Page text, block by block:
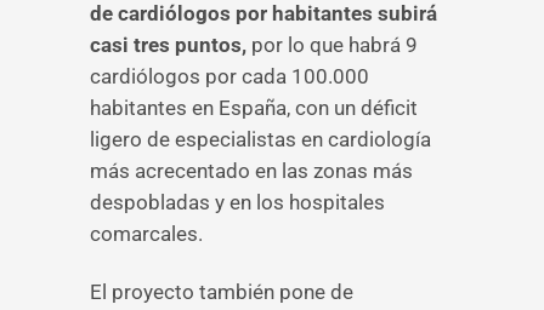
de cardiólogos por habitantes subirá
casi tres puntos, por lo que habrá 9
cardiólogos por cada 100.000
habitantes en España, con un déficit
ligero de especialistas en cardiología
más acrecentado en las zonas más
despobladas y en los hospitales
comarcales.
El proyecto también pone de